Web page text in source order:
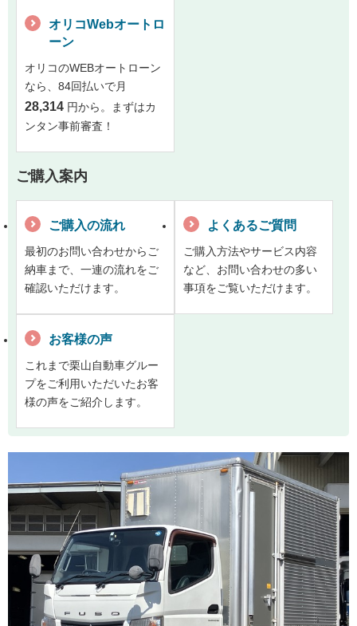
オリコWebオートロ
ーン
オリコのWEBオートローン
なら、84回払いで月
28,314 円から。まずはカ
ンタン事前審査！
ご購入案内
ご購入の流れ
最初のお問い合わせからご
納車まで、一連の流れをご
確認いただけます。
よくあるご質問
ご購入方法やサービス内容
など、お問い合わせの多い
事項をご覧いただけます。
お客様の声
これまで栗山自動車グルー
プをご利用いただいたお客
様の声をご紹介します。